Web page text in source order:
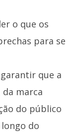
o que os
para se
que a
marca
do público
do